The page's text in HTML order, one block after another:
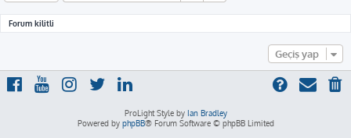
Forum kilitli
Geçiş yap
ProLight Style by Ian Bradley
Powered by phpBB® Forum Software © phpBB Limited